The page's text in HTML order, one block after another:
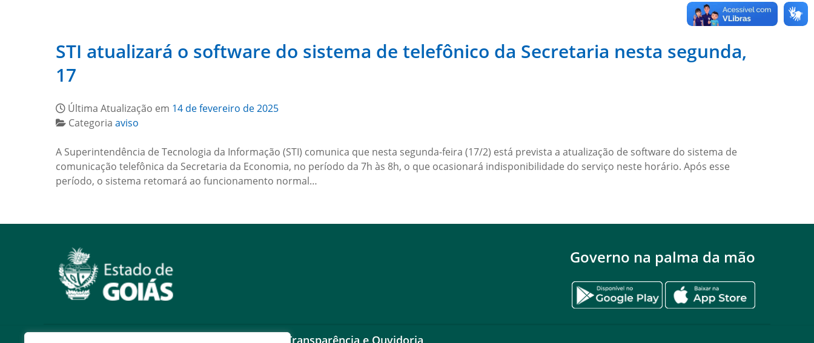
STI atualizará o software do sistema de telefônico da Secretaria nesta segunda,
17
Última Atualização em 14 de fevereiro de 2025
Categoria aviso
A Superintendência de Tecnologia da Informação (STI) comunica que nesta segunda-feira (17/2) está prevista a atualização de software do sistema de
comunicação telefônica da Secretaria da Economia, no período da 7h às 8h, o que ocasionará indisponibilidade do serviço neste horário. Após esse
período, o sistema retomará ao funcionamento normal…
Governo na palma da mão
Transparência e Ouvidoria